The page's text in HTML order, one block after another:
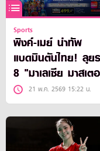
Sports
พิงค์-เมย์ นำทัพ
แบดมินตันไทย! ลุยรอบ
8 "มาเลเซีย มาสเต
21 พ.ค. 2569 15:22 น.